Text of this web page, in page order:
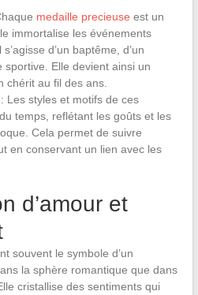
medaille precieuse est un
immortalise les événements
d’un baptême, d’un
sportive. Elle devient ainsi un
chérit au fil des ans.
: Les styles et motifs de ces
temps, reflétant les goûts et les
Cela permet de suivre
en conservant un lien avec les
d’amour et
souvent le symbole d’un
la sphère romantique que dans
cristallise des sentiments qui